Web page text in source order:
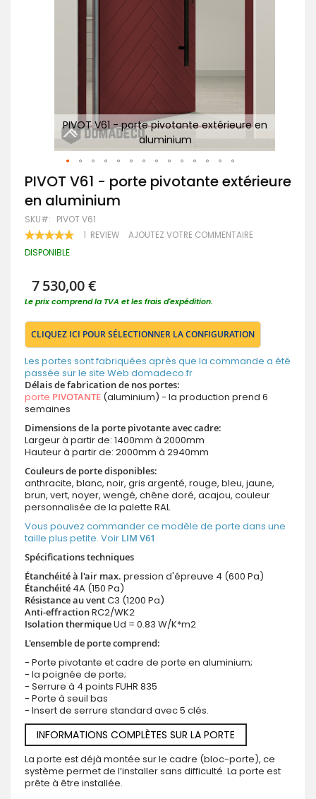
PIVOT V61 - porte pivotante extérieure en
aluminium
Passer
au
début
de
la
Galerie
d’images
PIVOT V61 - porte pivotante extérieure
en aluminium
SKU PIVOT V61
RATING: 1 REVIEW AJOUTEZ VOTRE COMMENTAIRE
DISPONIBLE
7 530,00 €
Le prix comprend la TVA et les frais d'expédition.
CLIQUEZ ICI POUR SÉLECTIONNER LA CONFIGURATION
Les portes sont fabriquées après que la commande a été
passée sur le site Web domadeco.fr
Délais de fabrication de nos portes:
porte PIVOTANTE (aluminium) - la production prend 6
semaines
Dimensions de la porte pivotante avec cadre:
Largeur à partir de: 1400mm à 2000mm
Hauteur à partir de: 2000mm à 2940mm
Couleurs de porte disponibles:
anthracite, blanc, noir, gris argenté, rouge, bleu, jaune,
brun, vert, noyer, wengé, chêne doré, acajou, couleur
personnalisée de la palette RAL
Vous pouvez commander ce modèle de porte dans une
taille plus petite. Voir LIM V61
Spécifications techniques
Étanchéité à l'air max. pression d'épreuve 4 (600 Pa)
Étanchéité 4A (150 Pa)
Résistance au ventC3 (1200 Pa)
Anti-effractionRC2/WK2
Isolation thermiqueUd = 0.83 W/K*m2
L'ensemble de porte comprend:
- Porte pivotante et cadre de porte en aluminium;
- la poignée de porte;
- Serrure à 4 points FUHR 835
- Porte à seuil bas
- Insert de serrure standard avec 5 clés.
INFORMATIONS COMPLÈTES SUR LA PORTE
La porte est déjà montée sur le cadre (bloc-porte), ce
système permet de l’installer sans difficulté. La porte est
prête à être installée.